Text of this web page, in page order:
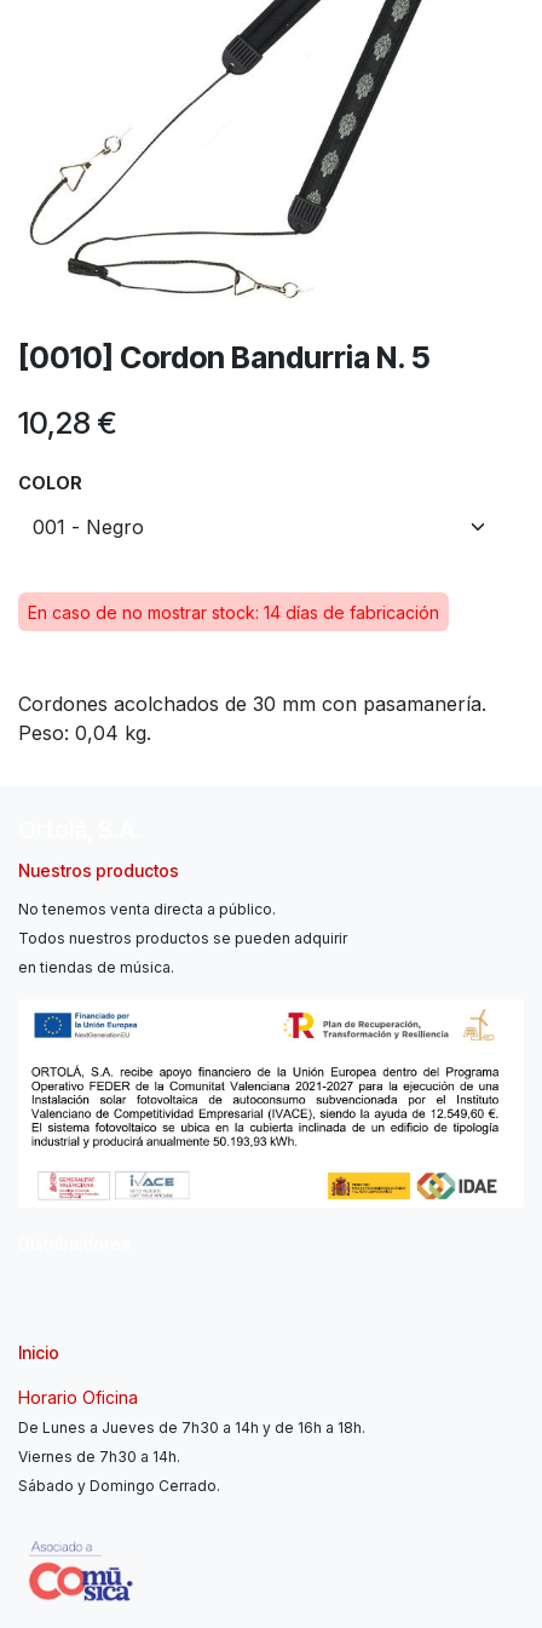
[0010] Cordon Bandurria N. 5
10,28 €
COLOR
En caso de no mostrar stock: 14 días de fabricación
Cordones acolchados de 30 mm con pasamanería.
Peso: 0,04 kg.
Nuestros productos
No tenemos venta directa a público.
Todos nuestros productos se pueden adquirir
en tiendas de música.
Inicio
Horario Oficina
De Lunes a Jueves de 7h30 a 14h y de 16h a 18h.
Viernes de 7h30 a 14h.
Sábado y Domingo Cerrado.